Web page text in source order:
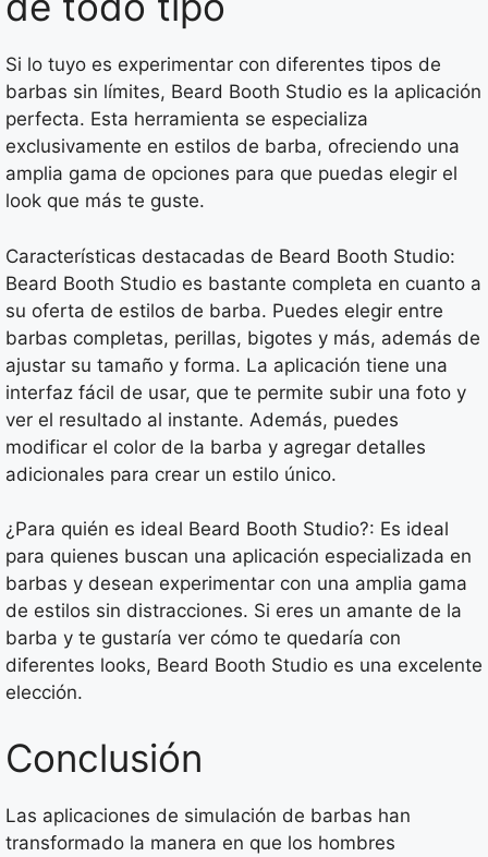
Si lo tuyo es experimentar con diferentes tipos de
barbas sin límites, Beard Booth Studio es la aplicación
perfecta. Esta herramienta se especializa
exclusivamente en estilos de barba, ofreciendo una
amplia gama de opciones para que puedas elegir el
look que más te guste.
Características destacadas de Beard Booth Studio:
Beard Booth Studio es bastante completa en cuanto a
su oferta de estilos de barba. Puedes elegir entre
barbas completas, perillas, bigotes y más, además de
ajustar su tamaño y forma. La aplicación tiene una
interfaz fácil de usar, que te permite subir una foto y
ver el resultado al instante. Además, puedes
modificar el color de la barba y agregar detalles
adicionales para crear un estilo único.
¿Para quién es ideal Beard Booth Studio?: Es ideal
para quienes buscan una aplicación especializada en
barbas y desean experimentar con una amplia gama
de estilos sin distracciones. Si eres un amante de la
barba y te gustaría ver cómo te quedaría con
diferentes looks, Beard Booth Studio es una excelente
elección.
Conclusión
Las aplicaciones de simulación de barbas han
transformado la manera en que los hombres